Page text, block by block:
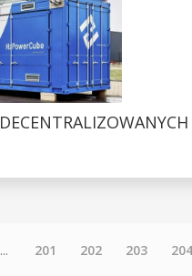
... 201 202 203 204